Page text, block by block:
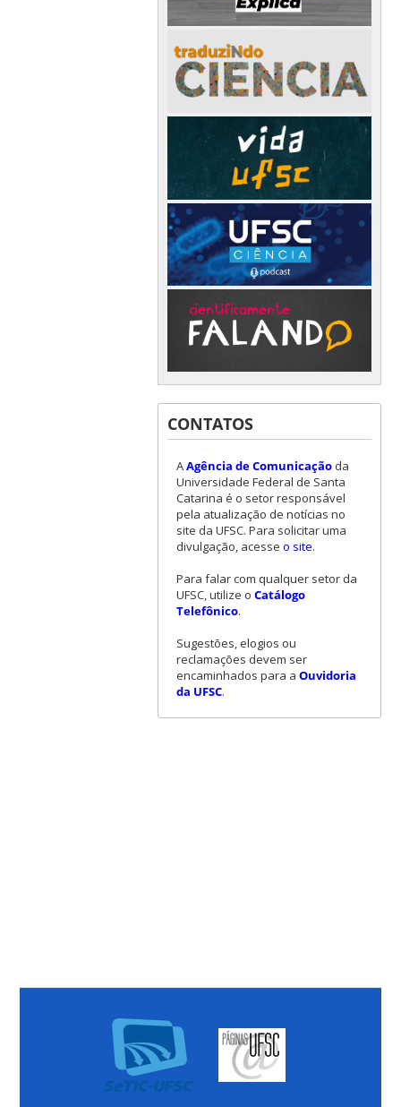
CONTATOS
AAgência de Comunicaçãoda
Universidade Federal de Santa
Catarina é o setor responsável
pela atualização de notícias no
site da UFSC. Para solicitar uma
divulgação, acesse o site.
Para falar com qualquer setor da
UFSC, utilize o Catálogo
Telefônico.
Sugestões, elogios ou
reclamações devem ser
encaminhados para a Ouvidoria
da UFSC.